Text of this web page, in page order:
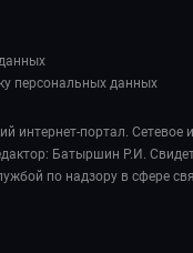
персональных данных
интернет-портал. Сетевое
Батыршин Р.И.
по надзору в сфере